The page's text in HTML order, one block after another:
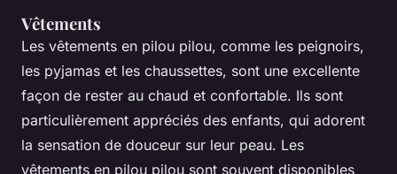
Vêtements
Les vêtements en pilou pilou, comme les peignoirs,
les pyjamas et les chaussettes, sont une excellente
façon de rester au chaud et confortable. Ils sont
particulièrement appréciés des enfants, qui adorent
la sensation de douceur sur leur peau. Les
vêtements en pilou pilou sont souvent disponibles